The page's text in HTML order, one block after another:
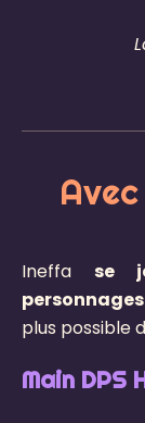
Ineffa se
plus possible
Main DPS